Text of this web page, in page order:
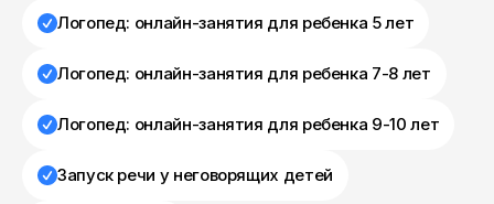
Логопед: онлайн-занятия для ребенка 5 лет
Логопед: онлайн-занятия для ребенка 7-8 лет
Логопед: онлайн-занятия для ребенка 9-10 лет
Запуск речи у неговорящих детей